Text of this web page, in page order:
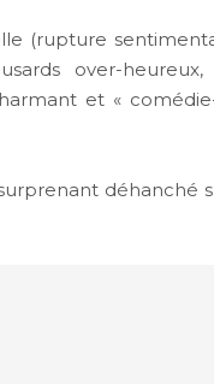
(rupture
over-
et «
déhanché